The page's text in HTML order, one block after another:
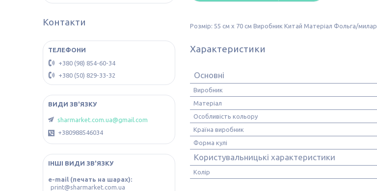
Розмір: 55 см х 70 см Виробник Китай Матеріал Фольга/милар
Характеристики
Основні
Виробник
Матеріал
Особливість кольору
Країна виробник
Форма кулі
Користувальницькі характеристики
Колір
Контакти
+380 (98) 854-60-34
+380 (50) 829-33-32
sharmarket.com.ua@gmail.com
+380988546034
ІНШІ ВИДИ ЗВ'ЯЗКУ
e-mail (печать на шарах)
print@sharmarket.com.ua